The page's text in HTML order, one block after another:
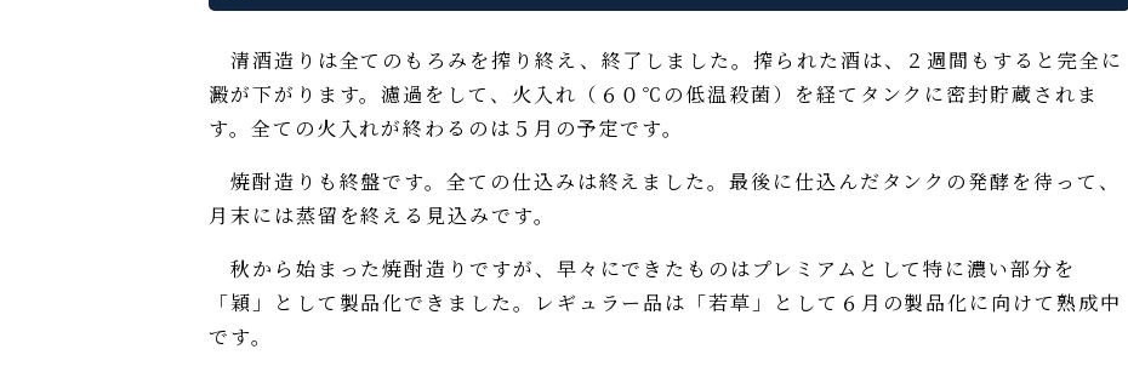
清酒造りは全てのもろみを搾り終え、終了しました。搾られた酒は、２週間もすると完全に
澱が下がります。濾過をして、火入れ（６０℃の低温殺菌）を経てタンクに密封貯蔵されま
す。全ての火入れが終わるのは５月の予定です。
焼酎造りも終盤です。全ての仕込みは終えました。最後に仕込んだタンクの発酵を待って、
月末には蒸留を終える見込みです。
秋から始まった焼酎造りですが、早々にできたものはプレミアムとして特に濃い部分を
「穎」として製品化できました。レギュラー品は「若草」として６月の製品化に向けて熟成中
です。